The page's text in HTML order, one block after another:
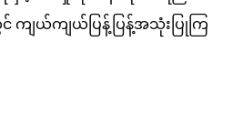
င် ကျယ်ကျယ်ပြန့်ပြန့်အသုံးပြုကြ